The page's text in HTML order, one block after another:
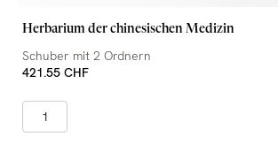
Herbarium der chinesischen Medizin
Schuber mit 2 Ordnern
421.55 CHF